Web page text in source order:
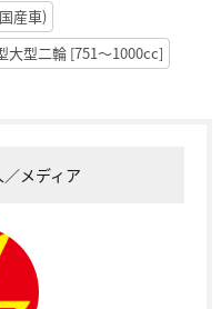
産車)
大型二輪 [751〜1000cc]
メディア